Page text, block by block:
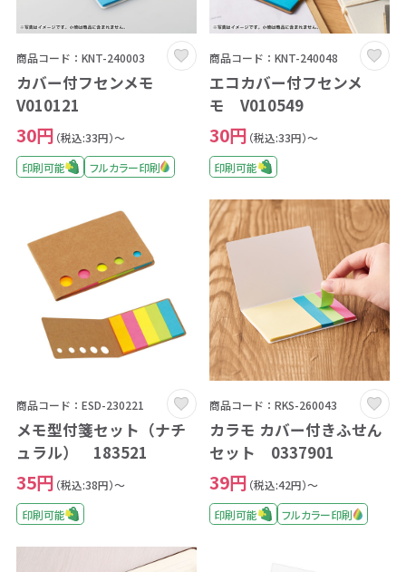
商品コード：KNT-240003
カバー付フセンメモ
V010121
30円 （税込:33円）～
印刷可能
フルカラー印刷
商品コード：KNT-240048
エコカバー付フセンメ
モ V010549
30円 （税込:33円）～
印刷可能
商品コード：ESD-230221
メモ型付箋セット（ナチ
ュラル） 183521
35円 （税込:38円）～
印刷可能
商品コード：RKS-260043
カラモ カバー付きふせん
セット 0337901
39円 （税込:42円）～
印刷可能
フルカラー印刷